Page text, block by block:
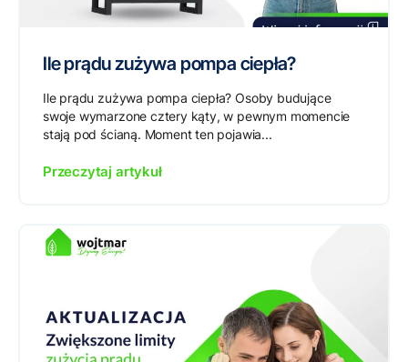
Ile prądu zużywa pompa ciepła?
Ile prądu zużywa pompa ciepła? Osoby budujące
swoje wymarzone cztery kąty, w pewnym momencie
stają pod ścianą. Moment ten pojawia...
Przeczytaj artykuł